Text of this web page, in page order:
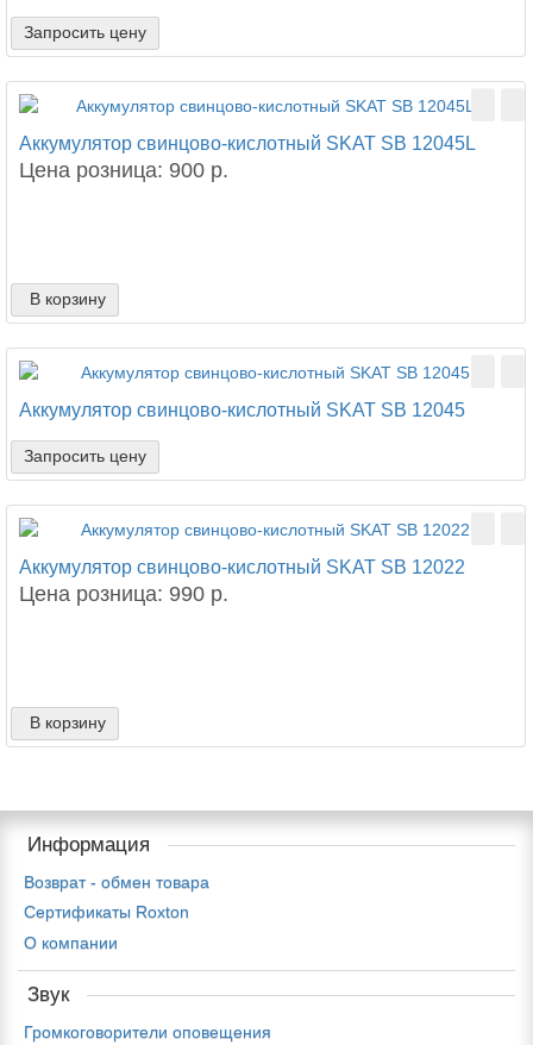
Запросить цену
Аккумулятор свинцово-кислотный SKAT SB 12045L
Цена розница: 900 р.
В корзину
Аккумулятор свинцово-кислотный SKAT SB 12045
Запросить цену
Аккумулятор свинцово-кислотный SKAT SB 12022
Цена розница: 990 р.
В корзину
Информация
Возврат - обмен товара
Сертификаты Roxton
О компании
Звук
Громкоговорители оповещения